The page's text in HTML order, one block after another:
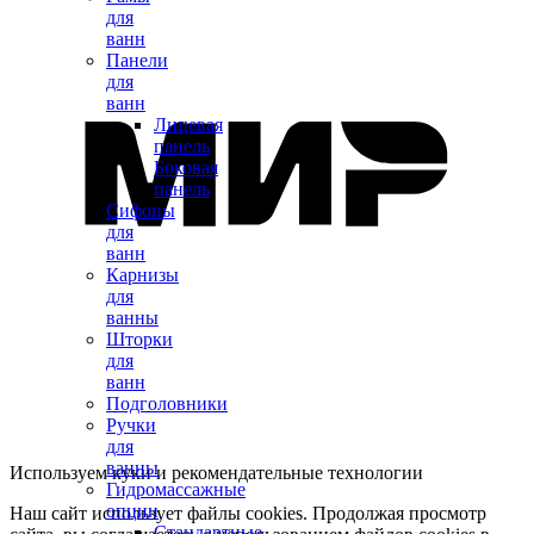
для
ванн
Панели
для
ванн
Лицевая
панель
Боковая
панель
Сифоны
для
ванн
Карнизы
для
ванны
Шторки
для
ванн
Подголовники
Ручки
для
ванны
Гидромассажные
опции
Используем куки и рекомендательные технологии
Наш сайт использует файлы cookies. Продолжая просмотр